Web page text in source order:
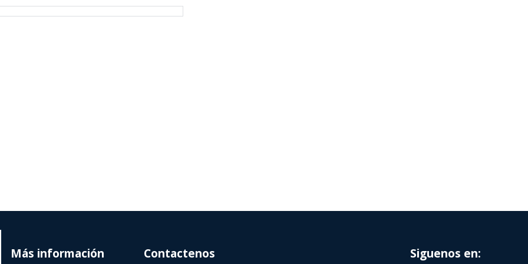
Más información Contactenos Siguenos en: